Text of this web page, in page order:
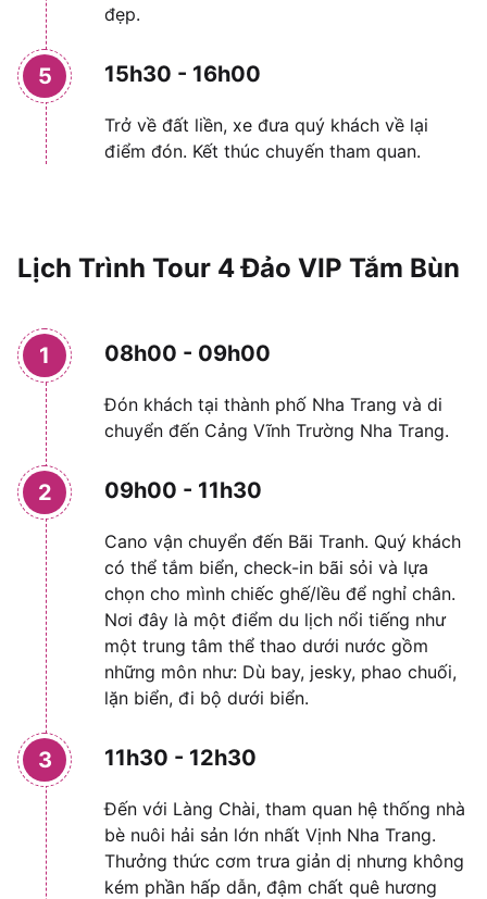
đẹp.
5 15h30 - 16h00
Trở về đất liền, xe đưa quý khách về lại
điểm đón. Kết thúc chuyến tham quan.
Lịch Trình Tour 4 Đảo VIP Tắm Bùn
1 08h00 - 09h00
Đón khách tại thành phố Nha Trang và di
chuyển đến Cảng Vĩnh Trường Nha Trang.
2 09h00 - 11h30
Cano vận chuyển đến Bãi Tranh. Quý khách
có thể tắm biển, check-in bãi sỏi và lựa
chọn cho mình chiếc ghế/lều để nghỉ chân.
Nơi đây là một điểm du lịch nổi tiếng như
một trung tâm thể thao dưới nước gồm
những môn như: Dù bay, jesky, phao chuối,
lặn biển, đi bộ dưới biển.
3 11h30 - 12h30
Đến với Làng Chài, tham quan hệ thống nhà
bè nuôi hải sản lớn nhất Vịnh Nha Trang.
Thưởng thức cơm trưa giản dị nhưng không
kém phần hấp dẫn, đậm chất quê hương